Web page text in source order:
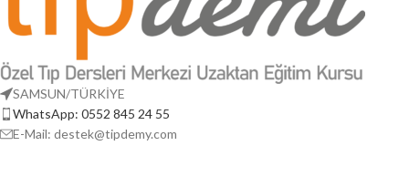
SAMSUN/TÜRKİYE
WhatsApp: 0552 845 24 55
E-Mail: destek@tipdemy.com